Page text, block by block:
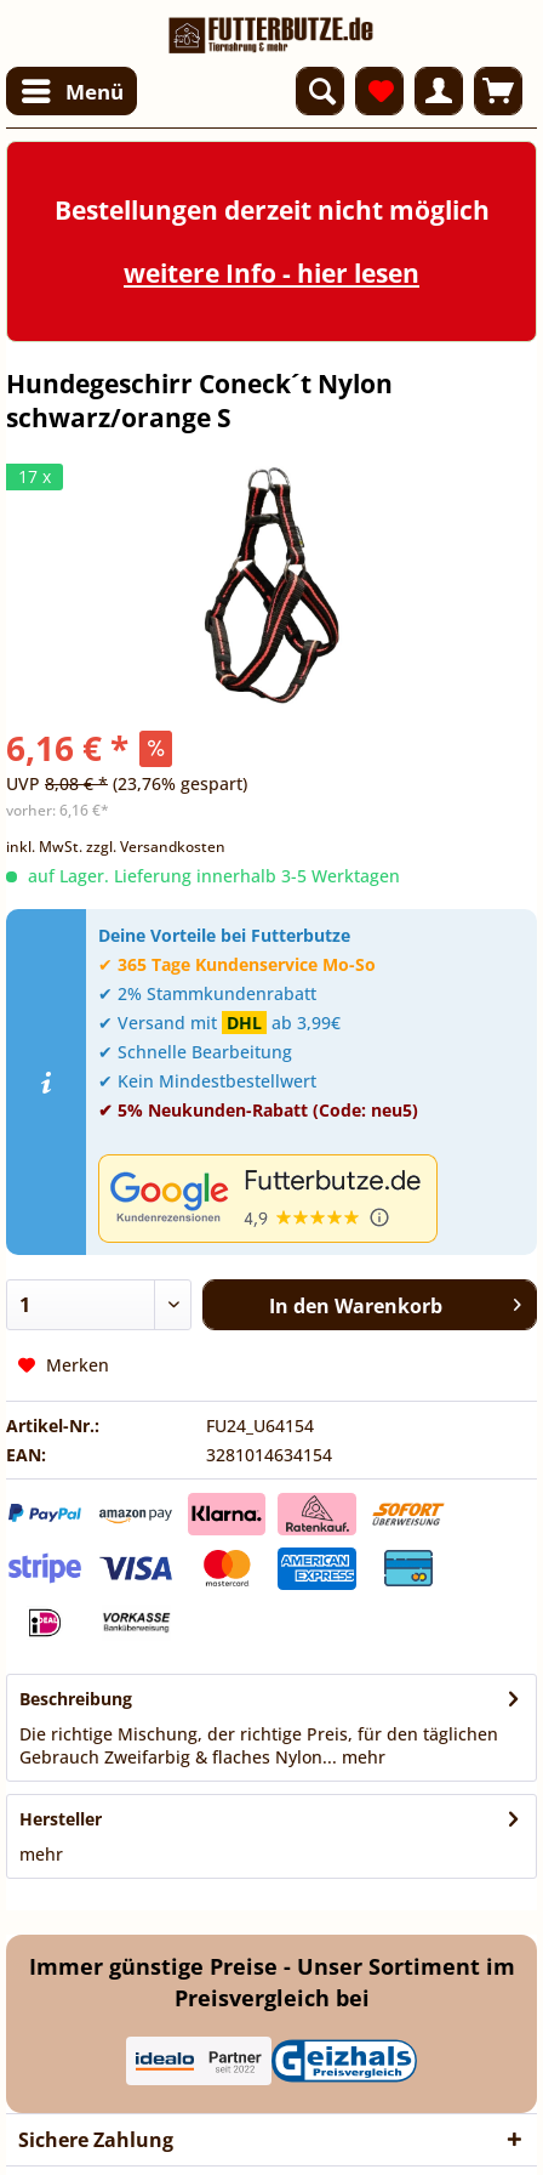
Menü
Bestellungen derzeit nicht möglich
weitere Info - hier lesen
Hundegeschirr Coneck´t Nylon
schwarz/orange S
17 x
6,16 € *
UVP 8,08 € * (23,76% gespart)
vorher: 6,16 €*
inkl. MwSt.zzgl. Versandkosten
auf Lager. Lieferung innerhalb 3-5 Werktagen
Deine Vorteile bei Futterbutze
✔ 365 Tage Kundenservice Mo-So
✔ 2% Stammkundenrabatt
✔ Versand mit DHL ab 3,99€
✔ Schnelle Bearbeitung
✔ Kein Mindestbestellwert
✔ 5% Neukunden-Rabatt (Code: neu5)
In den Warenkorb
Merken
Artikel-Nr.:
FU24_U64154
EAN:
3281014634154
Beschreibung
Die richtige Mischung, der richtige Preis, für den täglichen
Gebrauch Zweifarbig & flaches Nylon... mehr
Hersteller
mehr
Immer günstige Preise - Unser Sortiment im
Preisvergleich bei
Sichere Zahlung